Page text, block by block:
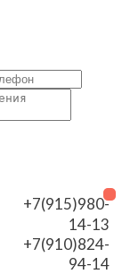
+7(915)980-
14-13
+7(910)824-
94-14